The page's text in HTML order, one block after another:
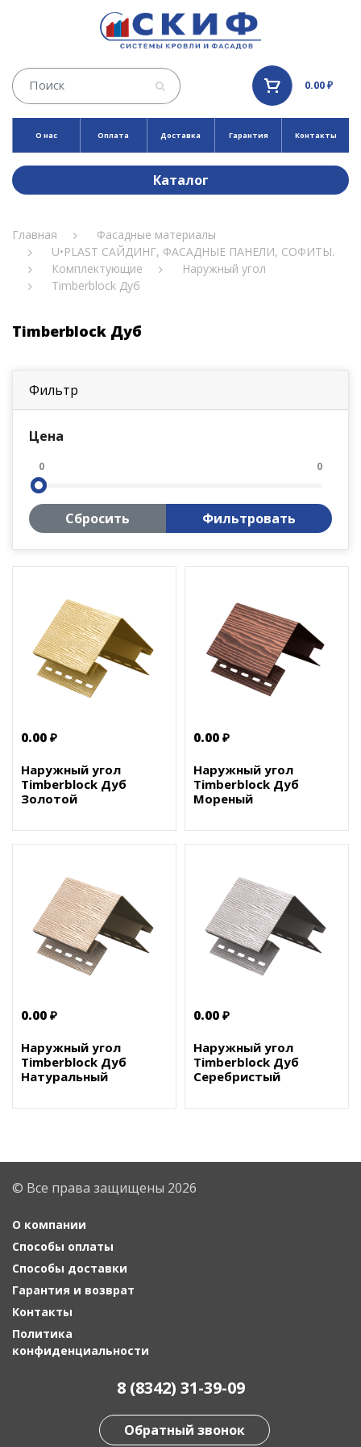
0.00 ₽
О нас Оплата Доставка Гарантия Контакты
Каталог
Главная
Фасадные материалы
U•PLAST САЙДИНГ, ФАСАДНЫЕ ПАНЕЛИ, СОФИТЫ.
Комплектующие
Наружный угол
Timberblock Дуб
Timberblock Дуб
Фильтр
Цена
0 0
Сбросить Фильтровать
0.00 ₽
Наружный угол
Timberblock Дуб
Золотой
0.00 ₽
Наружный угол
Timberblock Дуб
Мореный
0.00 ₽
Наружный угол
Timberblock Дуб
Натуральный
0.00 ₽
Наружный угол
Timberblock Дуб
Серебристый
© Все права защищены 2026
О компании
Способы оплаты
Способы доставки
Гарантия и возврат
Контакты
Политика
конфиденциальности
8 (8342) 31-39-09
Обратный звонок